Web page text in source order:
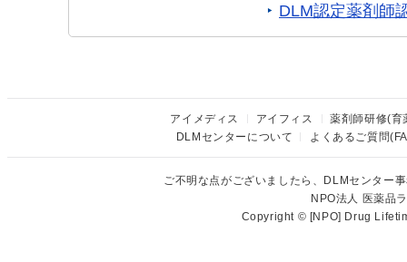
DLM認定薬剤師
アイメディス アイフィス
薬剤師研修(育
DLMセンターについて
よくあるご質問
ご不明な点がございましたら、DLMセンター
NPO法人 医薬品
Copyright © [NPO] Drug